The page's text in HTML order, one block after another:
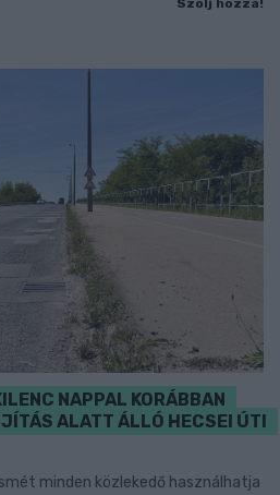
Szólj hozzá!
NAPPAL KORÁBBAN
ALATT ÁLLÓ HECSEI ÚTI
minden közlekedő használhatja